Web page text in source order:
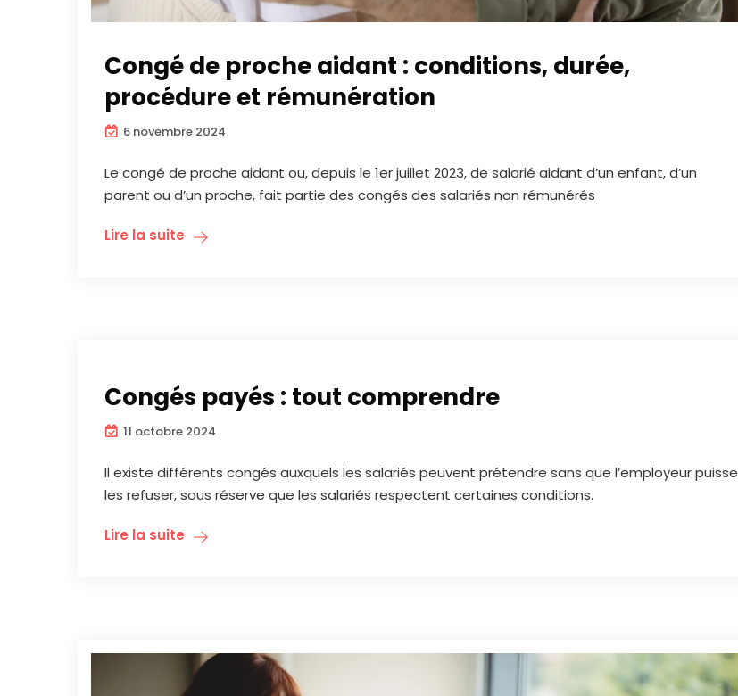
Congé de proche aidant : conditions, durée,
procédure et rémunération
6 novembre 2024
Le congé de proche aidant ou, depuis le 1er juillet 2023, de salarié aidant d’un enfant, d’un
parent ou d’un proche, fait partie des congés des salariés non rémunérés
Lire la suite
Congés payés : tout comprendre
11 octobre 2024
Il existe différents congés auxquels les salariés peuvent prétendre sans que l’employeur puisse
les refuser, sous réserve que les salariés respectent certaines conditions.
Lire la suite